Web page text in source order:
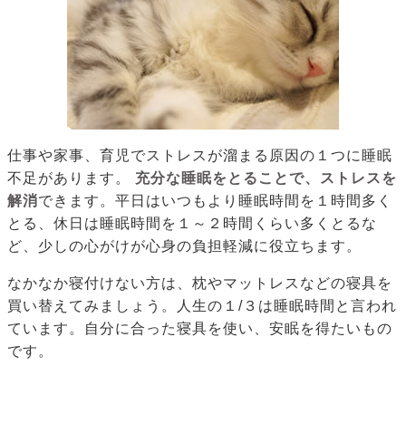
仕事や家事、育児でストレスが溜まる原因の１つに睡眠
不足があります。
充分な睡眠をとることで、ストレスを
解消できます。平日はいつもより睡眠時間を１時間多く
とる、休日は睡眠時間を１～２時間くらい多くとるな
ど、少しの心がけが心身の負担軽減に役立ちます。
なかなか寝付けない方は、枕やマットレスなどの寝具を
買い替えてみましょう。人生の１/３は睡眠時間と言われ
ています。自分に合った寝具を使い、安眠を得たいもの
です。